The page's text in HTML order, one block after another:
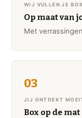
WIJ VULLEN JE BOX
Op maat van
Met
JIJ ONTDEKT
Box op de mat